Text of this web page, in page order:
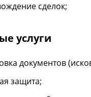
сделок;
услуги
документов
защита;